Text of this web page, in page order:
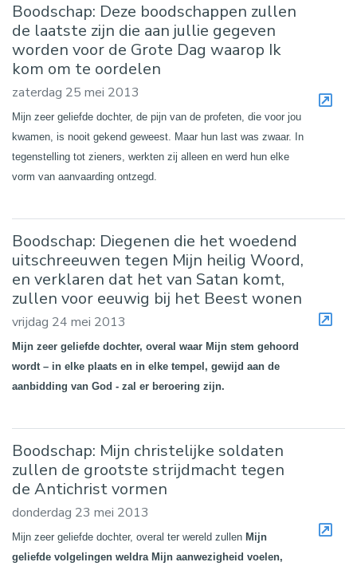
Boodschap: Deze boodschappen zullen
de laatste zijn die aan jullie gegeven
worden voor de Grote Dag waarop Ik
kom om te oordelen
zaterdag 25 mei 2013
Mijn zeer geliefde dochter, de pijn van de profeten, die voor jou
kwamen, is nooit gekend geweest. Maar hun last was zwaar. In
tegenstelling tot zieners, werkten zij alleen en werd hun elke
vorm van aanvaarding ontzegd.
Boodschap: Diegenen die het woedend
uitschreeuwen tegen Mijn heilig Woord,
en verklaren dat het van Satan komt,
zullen voor eeuwig bij het Beest wonen
vrijdag 24 mei 2013
Mijn zeer geliefde dochter, overal waar Mijn stem gehoord
wordt – in elke plaats en in elke tempel, gewijd aan de
aanbidding van God - zal er beroering zijn.
Boodschap: Mijn christelijke soldaten
zullen de grootste strijdmacht tegen
de Antichrist vormen
donderdag 23 mei 2013
Mijn zeer geliefde dochter, overal ter wereld zullen Mijn
geliefde volgelingen weldra Mijn aanwezigheid voelen,